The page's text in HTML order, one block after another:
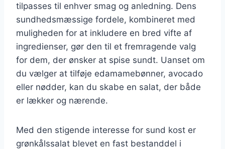
tilpasses til enhver smag og anledning. Dens
sundhedsmæssige fordele, kombineret med
muligheden for at inkludere en bred vifte af
ingredienser, gør den til et fremragende valg
for dem, der ønsker at spise sundt. Uanset om
du vælger at tilføje edamamebønner, avocado
eller nødder, kan du skabe en salat, der både
er lækker og nærende.
Med den stigende interesse for sund kost er
grønkålssalat blevet en fast bestanddel i